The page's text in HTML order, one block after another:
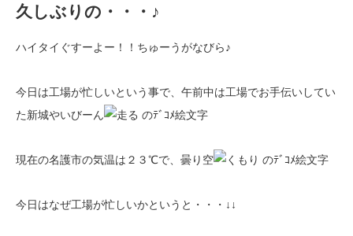
久しぶりの・・・♪
ハイタイぐすーよー！！ちゅーうがなびら♪
今日は工場が忙しいという事で、午前中は工場でお手伝いしてい
た新城やいびーん
現在の名護市の気温は２３℃で、曇り空
今日はなぜ工場が忙しいかというと・・・↓↓